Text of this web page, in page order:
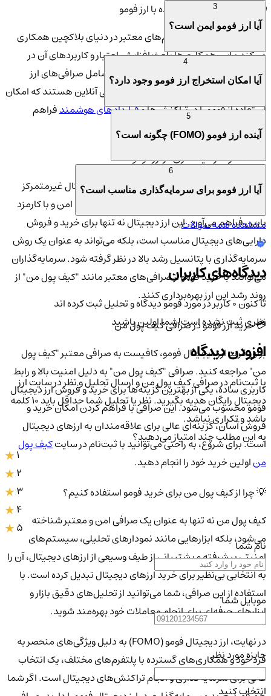
🌐 پلتفرم‌های همکاری‌کننده با ارز فومو
ارز فومو با بسیاری از پلتفرم‌های معتبر در دنیای بلاکچین همکاری
می‌کند و این همکاری‌ها باعث افزایش اعتبار و کاربردهای آن در
بخش‌های مختلف می‌شود. این پلتفرم‌ها شامل صرافی‌های ارز
دیجیتال، پروژه‌های بلاکچینی و خدمات مالی آنلاین هستند که امکان
استفاده از فومو را در تراکنش‌ها وقراردادهای هوشمندفراهم
می‌آورند.
💼 هدف و سرمایه‌گذاری در ارز فومو
هدف اصلی ارز فومو، ایجاد یک سیستم مالی دیجیتال غیرمتمرکز
است که امکان انجام تراکنش‌ها را به صورت سریع، امن و با کارمزد
پایین فراهم می‌آورد. این ارز دیجیتال نه تنها برای خرید و فروش
دارایی‌های دیجیتال مناسب است، بلکه می‌تواند به عنوان یک روش
سرمایه‌گذاری با پتانسیل رشد بالا در نظر گرفته شود. سرمایه‌گذاران
می‌توانند با خرید فومو از صرافی‌های معتبر مانند "کیف پول من" از
روند رشد این ارز بهره‌برداری کنند.
💳 خرید ارز فومو در صرافی کیف پول من
برای خرید ارز دیجیتال فومو، کافیست به صرافی معتبر "کیف پول
من" مراجعه کنید. صرافی "کیف پول من" به دلیل امنیت بالا و رابط
کاربری ساده، یکی از بهترین گزینه‌ها برای خرید و فروش ارز دیجیتال
فومو محسوب می‌شود. این صرافی با فراهم کردن امکان خرید و
فروش آسان، گزینه‌ای عالی برای علاقه‌مندان به ارزهای دیجیتال
است. برای شروع، به راحتی می‌توانید با ثبت‌نام در سایتکیف پول
مناولین خرید خود را انجام دهید.
💡 چرا از کیف پول من برای خرید فومو استفاده کنیم؟
کیف پول من نه تنها به عنوان یک صرافی امن و معتبر شناخته
می‌شود، بلکه ابزارهایی مانند نمودارهای تحلیلی، سیستم‌های
امنیتی پیشرفته و پشتیبانی از طیف وسیعی از ارزهای دیجیتال، آن را
به انتخابی بی‌نظیر برای خرید ارزهای دیجیتال تبدیل کرده است. با
استفاده از این صرافی، شما می‌توانید از تحلیل‌های دقیق بازار و
ابزارهای حرفه‌ای برای انجام معاملات خود بهره‌مند شوید.
در نهایت، ارز دیجیتال فومو (FOMO) به دلیل ویژگی‌های منحصر به
فرد خود و همکاری‌های گسترده با پلتفرم‌های مختلف، یک انتخاب
عالی برای سرمایه‌گذاری و انجام تراکنش‌های دیجیتال است. اگر شما
آیا ارز فومو ایمن است؟
آیا امکان استخراج ارز فومو وجود دارد؟
آینده ارز فومو (FOMO) چگونه است؟
آیا ارز فومو برای سرمایه‌گذاری مناسب است؟
مشاهده همه سوالات
دیدگاه‌های کاربران
تا کنون 0 کاربر در مورد فومودیدگاه و تحلیل ثبت کرده اند
نظری ثبت نشده است!شما اولین باشید
افزودن دیدگاه
با ثبت‌نام در صرافی کیف پول من و ارسال تحلیل و نظر در سایت ارز
دیجیتال رایگان هدیه بگیرید. نظر یا تحلیل شما حداقل باید ۱۰ کلمه
باشد و تکراری نباشد.
به این مطلب چند امتیاز می‌دهید؟
1
3
4
5
نام شما
موبایل شما
جایزه مورد نظر
انتخاب کنید